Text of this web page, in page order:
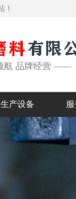
！
品牌经营 ——
生产设备